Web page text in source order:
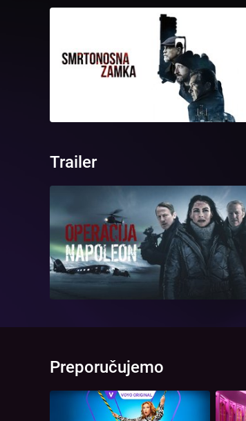
Trailer
Preporučujemo